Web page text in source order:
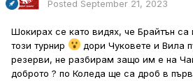
Posted September 21, 2023
Шокирах се като видях, че Брайтън са
този турнир
дори Чуковете и Вила
резерви, не разбирам защо им е на
доброто ? по Коледа ще са дроб в